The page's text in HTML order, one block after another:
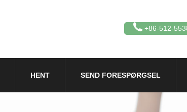
+86-512-
HENT SEND FORESPØRGSEL